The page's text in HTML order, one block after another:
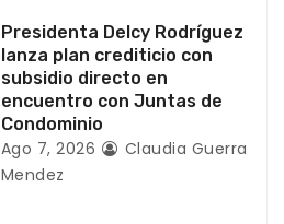
Presidenta Delcy Rodríguez
lanza plan crediticio con
subsidio directo en
encuentro con Juntas de
Condominio
Ago 7, 2026
Claudia Guerra
Mendez